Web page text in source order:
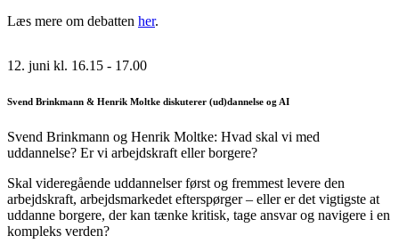
Læs mere om debatten her.
12. juni kl. 16.15 - 17.00
Svend Brinkmann & Henrik Moltke diskuterer (ud)dannelse og AI
Svend Brinkmann og Henrik Moltke: Hvad skal vi med
uddannelse? Er vi arbejdskraft eller borgere?
Skal videregående uddannelser først og fremmest levere den
arbejdskraft, arbejdsmarkedet efterspørger – eller er det vigtigste at
uddanne borgere, der kan tænke kritisk, tage ansvar og navigere i en
kompleks verden?